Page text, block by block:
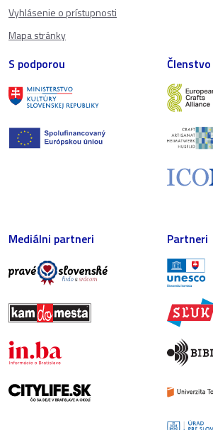
Vyhlásenie o prístupnosti
Mapa stránky
S podporou Členstvo
Mediálni partneri Partneri